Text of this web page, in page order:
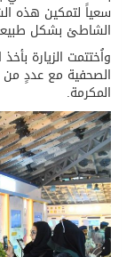
سعياً لتمكين هذه
الشاطئ بشكل
واُختتمت الزيارة
الصحفية مع عددٍ من
المكرمة.